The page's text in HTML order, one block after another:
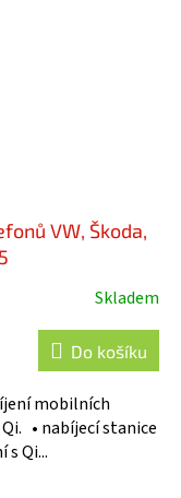
VW, Škoda,
Skladem
Do košíku
mobilních
• nabíjecí stanice
Qi...